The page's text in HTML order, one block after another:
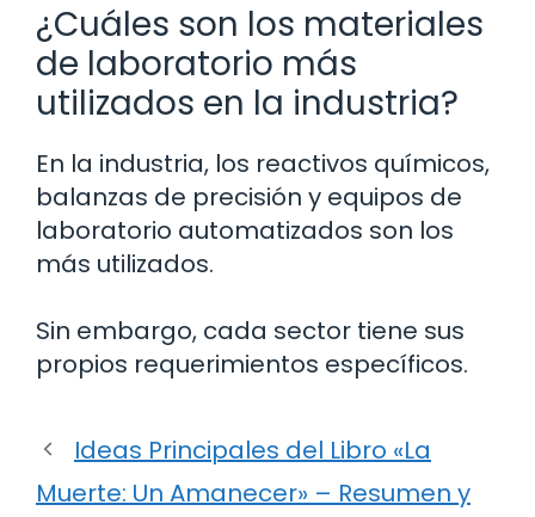
¿Cuáles son los materiales
de laboratorio más
utilizados en la industria?
En la industria, los reactivos químicos,
balanzas de precisión y equipos de
laboratorio automatizados son los
más utilizados.
Sin embargo, cada sector tiene sus
propios requerimientos específicos.
Ideas Principales del Libro «La
Muerte: Un Amanecer» – Resumen y